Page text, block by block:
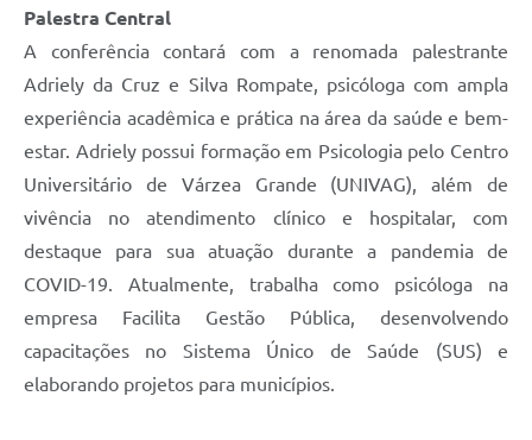
Palestra Central
A conferência contará com a renomada palestrante
Adriely da Cruz e Silva Rompate, psicóloga com ampla
experiência acadêmica e prática na área da saúde e bem-
estar. Adriely possui formação em Psicologia pelo Centro
Universitário de Várzea Grande (UNIVAG), além de
vivência no atendimento clínico e hospitalar, com
destaque para sua atuação durante a pandemia de
COVID-19. Atualmente, trabalha como psicóloga na
empresa Facilita Gestão Pública, desenvolvendo
capacitações no Sistema Único de Saúde (SUS) e
elaborando projetos para municípios.